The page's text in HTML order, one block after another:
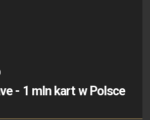
- 1 mln kart w Polsce